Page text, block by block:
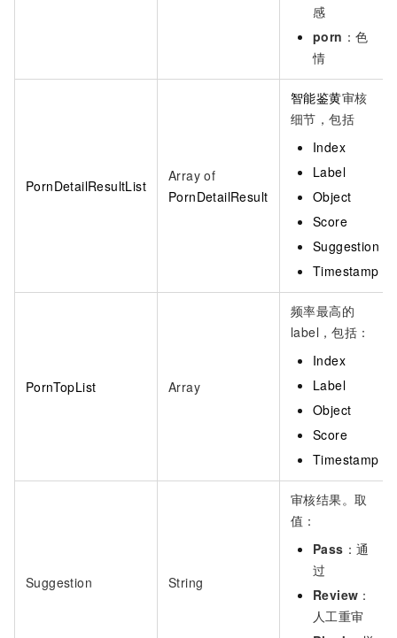
感
porn ：色
情
PornDetailResultList
Array of
PornDetailResult
智能鉴黄审核
细节，包括
Index
Label
Object
Score
Suggestion
Timestamp
PornTopList Array
频率最高的
label，包括：
Index
Label
Object
Score
Timestamp
Suggestion String
审核结果。取
值：
Pass ：通
过
Review ：
人工重审